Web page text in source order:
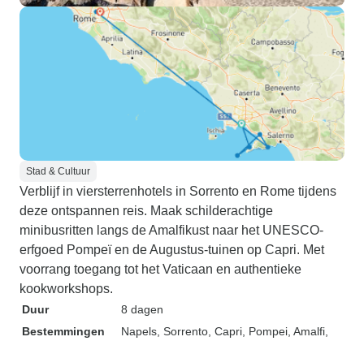
Stad & Cultuur
Verblijf in viersterrenhotels in Sorrento en Rome tijdens
deze ontspannen reis. Maak schilderachtige
minibusritten langs de Amalfikust naar het UNESCO-
erfgoed Pompeï en de Augustus-tuinen op Capri. Met
voorrang toegang tot het Vaticaan en authentieke
kookworkshops.
Duur
8 dagen
Bestemmingen
Napels , Sorrento , Capri , Pompei , Amalfi